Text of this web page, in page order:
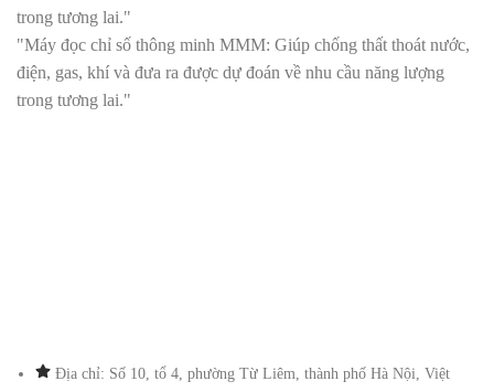
trong tương lai."
"Máy đọc chỉ số thông minh MMM: Giúp chống thất thoát nước,
điện, gas, khí và đưa ra được dự đoán về nhu cầu năng lượng
trong tương lai."
Địa chỉ: Số 10, tổ 4, phường Từ Liêm, thành phố Hà Nội, Việt